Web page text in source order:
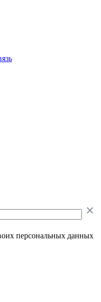
персональных данных